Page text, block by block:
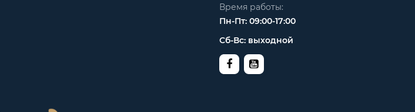
Время работы:
Пн-Пт: 09:00-17:00
Сб-Вс: выходной